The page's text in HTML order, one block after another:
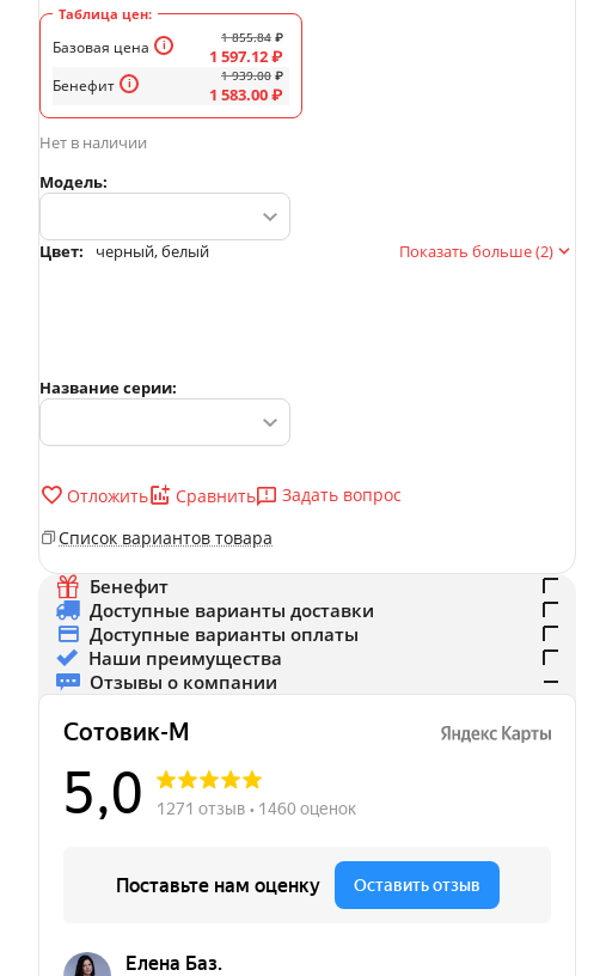
Таблица цен:
Базовая цена
Бенефит
1 855.84 ₽
1 597.12₽
1 939.00 ₽
1 583.00₽
Нет в наличии
Модель:
Цвет: черный, белый Показать больше (2)
Название серии:
Отложить Сравнить
Задать вопрос
Список вариантов товара
Бенефит
Доступные варианты доставки
Доступные варианты оплаты
Наши преимущества
Отзывы о компании